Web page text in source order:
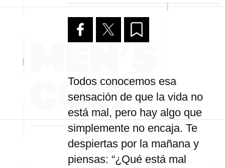
Todos conocemos esa
sensación de que la vida no
está mal, pero hay algo que
simplemente no encaja. Te
despiertas por la mañana y
piensas: “¿Qué está mal